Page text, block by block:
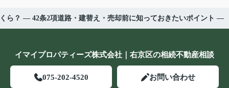
ら？ ― 42条2項道路・建替え・売却前に知っておきたいポイント ―
イマイプロパティーズ株式会社｜右京区の相続不動産相談
075-202-4520 お問い合わせ